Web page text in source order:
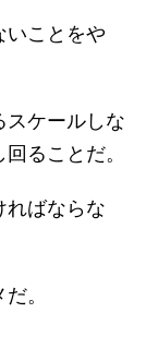
いことをや
スケールしな
ることだ。
ればならな
。